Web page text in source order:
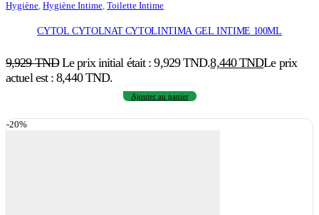
Hygiène Hygiène Intime Toilette Intime
CYTOL CYTOLNAT CYTOLINTIMA GEL INTIME 100ML
9,929TND Le prix initial était : 9,929 TND.8,440TNDLe prix
actuel est : 8,440 TND.
Ajouter au panier
-20%